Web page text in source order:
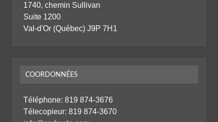
1740, chemin Sullivan
Suite 1200
Val-d'Or (Québec) J9P 7H1
COORDONNÉES
Téléphone: 819 874-3676
Télecopieur: 819 874-3670